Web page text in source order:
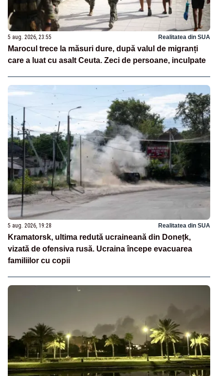
5 aug. 2026, 23:55 Realitatea din SUA
Marocul trece la măsuri dure, după valul de migranți
care a luat cu asalt Ceuta. Zeci de persoane, inculpate
5 aug. 2026, 19:28 Realitatea din SUA
Kramatorsk, ultima redută ucraineană din Donețk,
vizată de ofensiva rusă. Ucraina începe evacuarea
familiilor cu copii